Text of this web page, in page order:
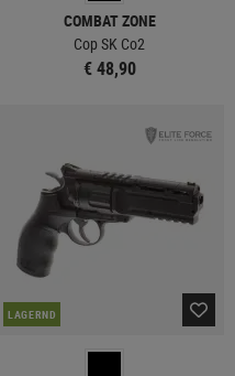
COMBAT ZONE
Cop SK Co2
€ 48,90
LAGERND